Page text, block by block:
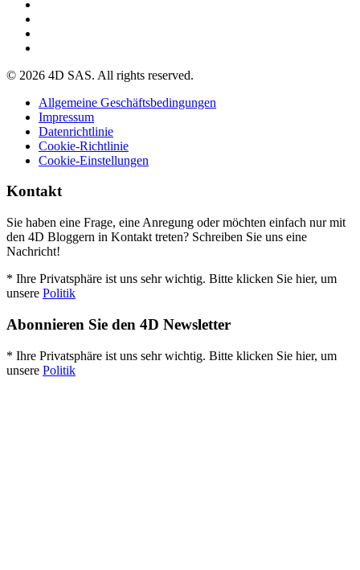
© 2026 4D SAS. All rights reserved.
Allgemeine Geschäftsbedingungen
Impressum
Datenrichtlinie
Cookie-Richtlinie
Cookie-Einstellungen
Kontakt
Sie haben eine Frage, eine Anregung oder möchten einfach nur mit
den 4D Bloggern in Kontakt treten? Schreiben Sie uns eine
Nachricht!
* Ihre Privatsphäre ist uns sehr wichtig. Bitte klicken Sie hier, um
unsere Politik
Abonnieren Sie den 4D Newsletter
* Ihre Privatsphäre ist uns sehr wichtig. Bitte klicken Sie hier, um
unsere Politik